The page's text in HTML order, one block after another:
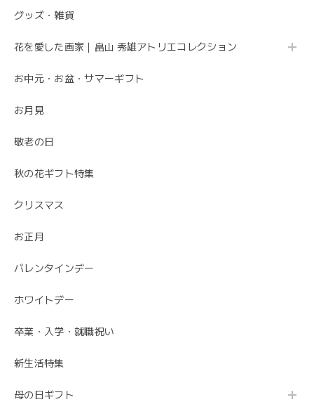
グッズ・雑貨
花を愛した画家｜畠山 秀雄アトリエコレクション
お中元・お盆・サマーギフト
お月見
敬老の日
秋の花ギフト特集
クリスマス
お正月
バレンタインデー
ホワイトデー
卒業・入学・就職祝い
新生活特集
母の日ギフト
2020/05/11
先方さんがお洒落なお花だと喜んでくれました。 ありがと